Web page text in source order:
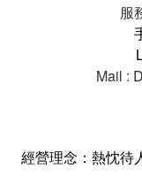
服
Mail :
經營理念：熱忱待